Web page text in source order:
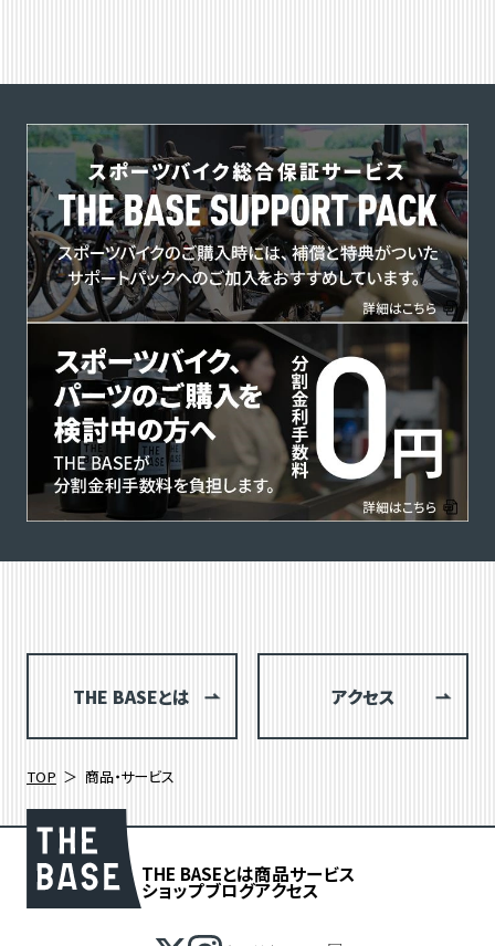
THE BASEとは アクセス
TOP 商品・サービス
THE BASEとは商品サービス
ショップブログアクセス